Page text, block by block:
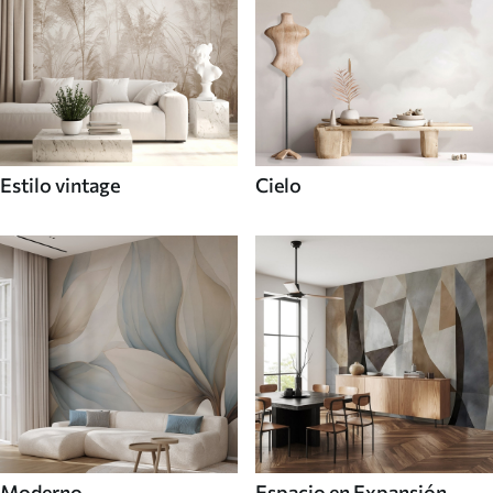
Estilo vintage Cielo